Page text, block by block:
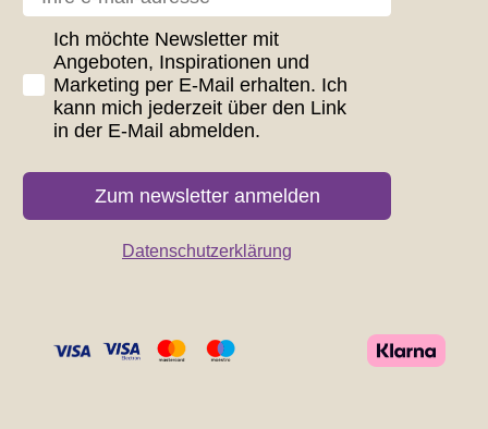
GDPR consent
Ich möchte Newsletter mit
Angeboten, Inspirationen und
Marketing per E-Mail erhalten. Ich
kann mich jederzeit über den Link
in der E-Mail abmelden.
Zum newsletter anmelden
Datenschutzerklärung